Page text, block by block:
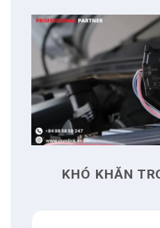
4 Có thể bạn quan tâm
4.1 Nguyễn Xuân Hoàng
Liên hệ
5.1 Địa chỉ
Giờ làm việc
KHÓ KHĂN